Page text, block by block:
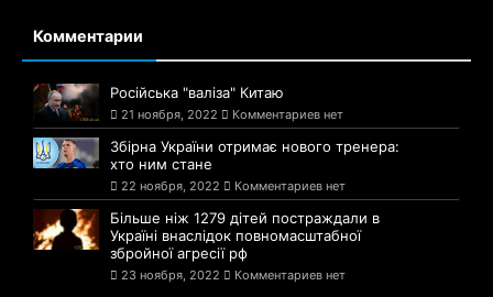
Комментарии
Російська "валіза" Китаю
21 ноября, 2022 Комментариев нет
Збірна України отримає нового тренера:
хто ним стане
22 ноября, 2022 Комментариев нет
Більше ніж 1279 дітей постраждали в
Україні внаслідок повномасштабної
збройної агресії рф
23 ноября, 2022 Комментариев нет